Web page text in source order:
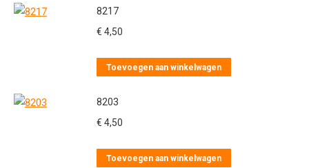
8217
€ 4,50
Toevoegen aan winkelwagen
8203
€ 4,50
Toevoegen aan winkelwagen